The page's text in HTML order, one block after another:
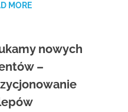
MORE
nowych
–